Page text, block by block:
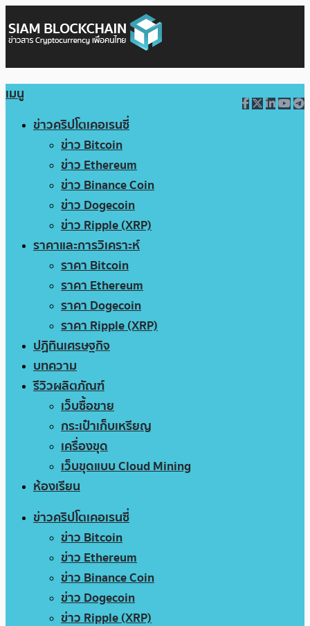
เมนู
ข่าวคริปโตเคอเรนซี่
ข่าว Bitcoin
ข่าว Ethereum
ข่าว Binance Coin
ข่าว Dogecoin
ข่าว Ripple (XRP)
ราคาและการวิเคราะห์
ราคา Bitcoin
ราคา Ethereum
ราคา Dogecoin
ราคา Ripple (XRP)
ปฏิทินเศรษฐกิจ
บทความ
รีวิวผลิตภัณฑ์
เว็บซื้อขาย
กระเป๋าเก็บเหรียญ
เครื่องขุด
เว็บขุดแบบ Cloud Mining
ห้องเรียน
ข่าวคริปโตเคอเรนซี่
ข่าว Bitcoin
ข่าว Ethereum
ข่าว Binance Coin
ข่าว Dogecoin
ข่าว Ripple (XRP)